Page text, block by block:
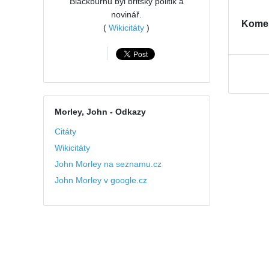
novinář.
(Wikicitáty )
Morley, John - Odkazy
Citáty
Wikicitáty
John Morley na seznamu.cz
John Morley v google.cz